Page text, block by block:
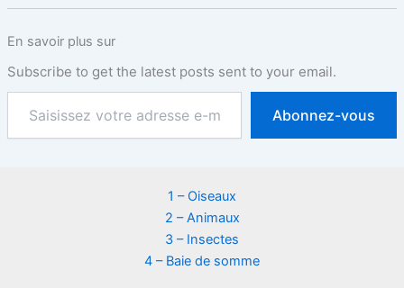
En savoir plus sur
Subscribe to get the latest posts sent to your email.
Abonnez-vous
1 – Oiseaux
2 – Animaux
3 – Insectes
4 – Baie de somme